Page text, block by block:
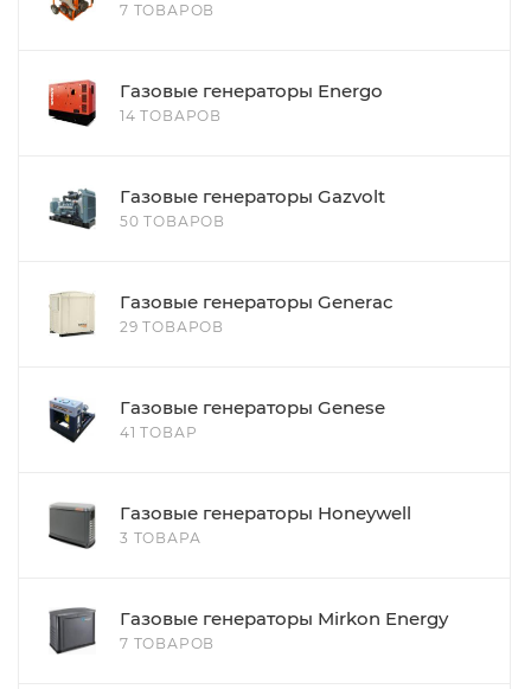
7 ТОВАРОВ
Газовые генераторы Energo
14 ТОВАРОВ
Газовые генераторы Gazvolt
50 ТОВАРОВ
Газовые генераторы Generac
29 ТОВАРОВ
Газовые генераторы Genese
41 ТОВАР
Газовые генераторы Honeywell
3 ТОВАРА
Газовые генераторы Mirkon Energy
7 ТОВАРОВ